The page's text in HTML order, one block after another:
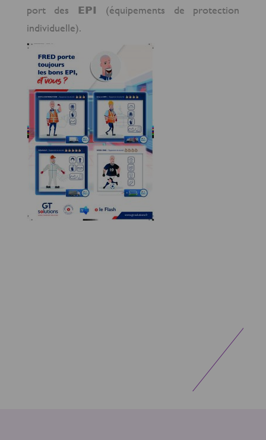
port des EPI (équipements de protection
individuelle).